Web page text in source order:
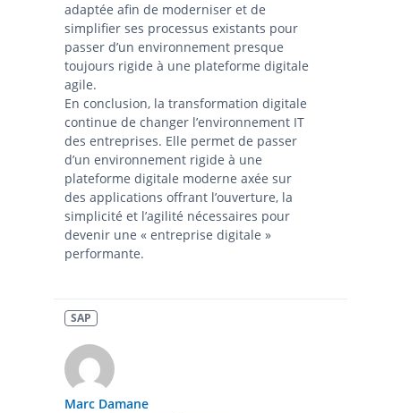
adaptée afin de moderniser et de
simplifier ses processus existants pour
passer d’un environnement presque
toujours rigide à une plateforme digitale
agile.
En conclusion, la transformation digitale
continue de changer l’environnement IT
des entreprises. Elle permet de passer
d’un environnement rigide à une
plateforme digitale moderne axée sur
des applications offrant l’ouverture, la
simplicité et l’agilité nécessaires pour
devenir une « entreprise digitale »
performante.
SAP
Marc Damane